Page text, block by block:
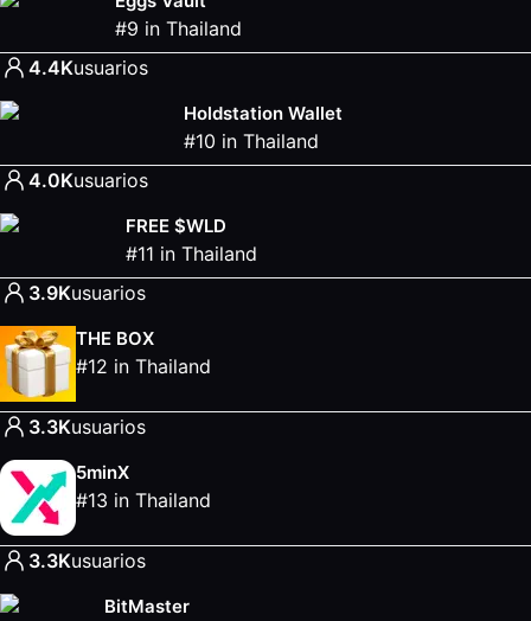
#9 in Thailand
4.4Kusuarios
Holdstation Wallet
#10 in Thailand
4.0Kusuarios
FREE $WLD
#11 in Thailand
3.9Kusuarios
THE BOX
#12 in Thailand
3.3Kusuarios
5minX
#13 in Thailand
3.3Kusuarios
BitMaster